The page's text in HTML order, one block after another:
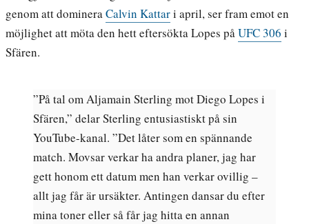
genom att domineraCalvin Kattari april, ser fram emot en
möjlighet att möta den hett eftersökta Lopes påUFC 306 i
Sfären.
”På tal om Aljamain Sterling mot Diego Lopes i
Sfären,” delar Sterling entusiastiskt på sin
YouTube-kanal. ”Det låter som en spännande
match. Movsar verkar ha andra planer, jag har
gett honom ett datum men han verkar ovillig –
allt jag får är ursäkter. Antingen dansar du efter
mina toner eller så får jag hitta en annan